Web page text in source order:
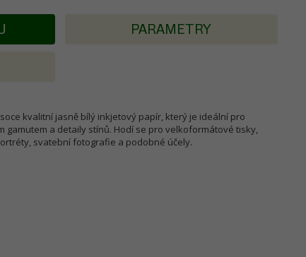
PARAMETRY
kvalitní jasně bílý inkjetový papír, který je ideální pro
gamutem a detaily stínů. Hodí se pro velkoformátové tisky,
svatební fotografie a podobné účely.